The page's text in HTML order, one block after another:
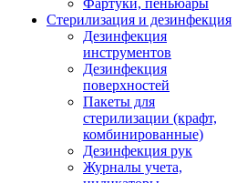
Фартуки, пеньюары
Стерилизация и дезинфекция
Дезинфекция
инструментов
Дезинфекция
поверхностей
Пакеты для
стерилизации (крафт,
комбинированные)
Дезинфекция рук
Журналы учета,